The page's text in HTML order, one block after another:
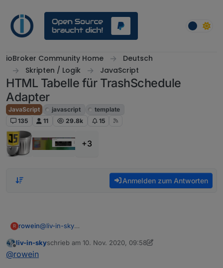
ioBroker Community Home
Deutsch
Skripten / Logik
JavaScript
HTML Tabelle für TrashSchedule
Adapter
JavaScript javascript
template
135
11 29.8k 15
+3
Anmelden zum Antworten
R rowein@liv-in-sky
wohl ein paar Datenpunkte umbenannt und nun kann
Grüße
Offline
liv-in-skyschrieb am 10. Nov. 2020, 09:58
zuletzt editiert von liv-in-sky11. Okt. 2020, 10:58
@rowein